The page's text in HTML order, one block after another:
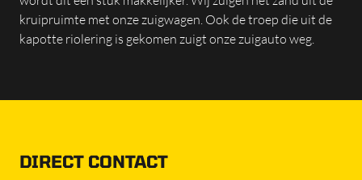
kruipruimte met onze zuigwagen. Ook de troep die uit de
kapotte riolering is gekomen zuigt onze zuigauto weg.
DIRECT CONTACT